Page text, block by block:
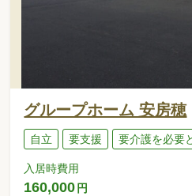
グループホーム 安房穂
自立 要支援 要介護を必要
入居時費用
160,000円